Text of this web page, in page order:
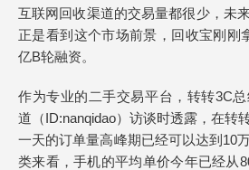
互联网回收渠道的交易量都很少，未
正是看到这个市场前景，回收宝刚刚
亿B轮融资。
作为专业的二手交易平台，转转3C
道（ID:nanqidao）访谈时透露，在转
一天的订单量高峰期已经可以达到10
类来看，手机的平均单价今年已经从